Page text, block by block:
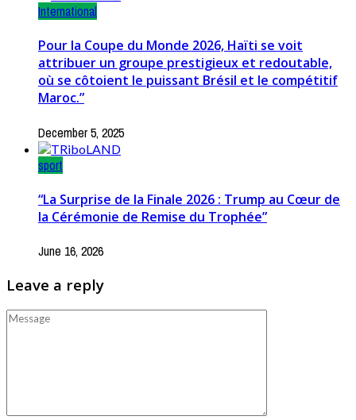
International
Pour la Coupe du Monde 2026, Haïti se voit
attribuer un groupe prestigieux et redoutable,
où se côtoient le puissant Brésil et le compétitif
Maroc.”
December 5, 2025
sport
“La Surprise de la Finale 2026 : Trump au Cœur de
la Cérémonie de Remise du Trophée”
June 16, 2026
Leave a reply